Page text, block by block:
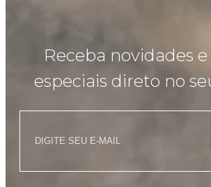
Receba novidades
especiais direto no